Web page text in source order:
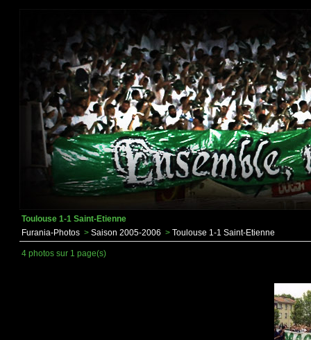
Toulouse 1-1 Saint-Etienne
Furania-Photos > Saison 2005-2006 > Toulouse 1-1 Saint-Etienne
4 photos sur 1 page(s)